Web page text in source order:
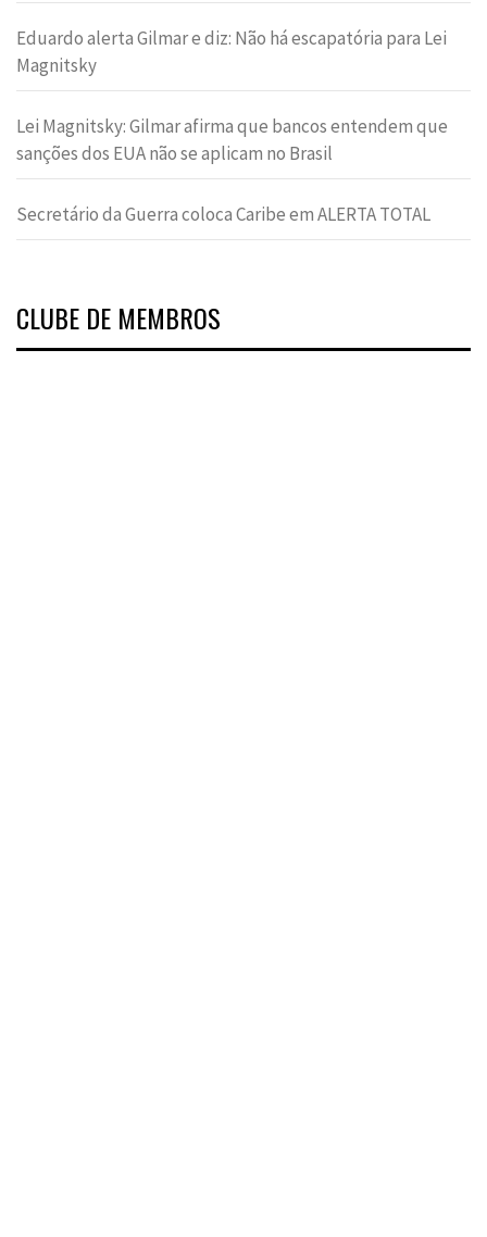
Eduardo alerta Gilmar e diz: Não há escapatória para Lei
Magnitsky
Lei Magnitsky: Gilmar afirma que bancos entendem que
sanções dos EUA não se aplicam no Brasil
Secretário da Guerra coloca Caribe em ALERTA TOTAL
CLUBE DE MEMBROS